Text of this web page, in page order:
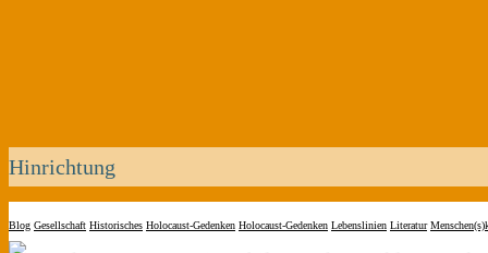
Hinrichtung
Blog Gesellschaft Historisches Holocaust-Gedenken Holocaust-Gedenken Lebenslinien Literatur